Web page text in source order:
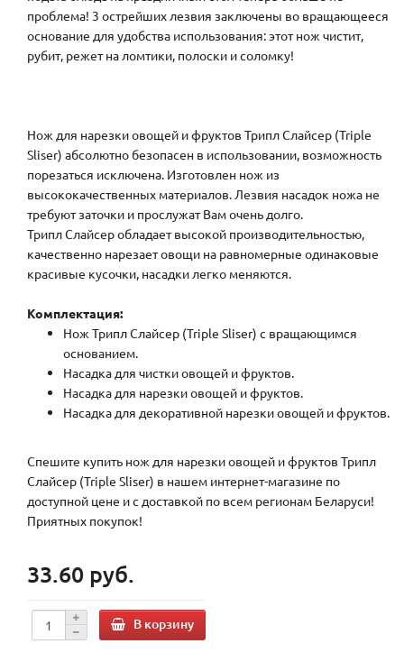
проблема! 3 острейших лезвия заключены во вращающееся
основание для удобства использования: этот нож чистит,
рубит, режет на ломтики, полоски и соломку!
Нож для нарезки овощей и фруктов Трипл Слайсер (Triple
Sliser) абсолютно безопасен в использовании, возможность
порезаться исключена. Изготовлен нож из
высококачественных материалов. Лезвия насадок ножа не
требуют заточки и прослужат Вам очень долго.
Трипл Слайсер обладает высокой производительностью,
качественно нарезает овощи на равномерные одинаковые
красивые кусочки, насадки легко меняются.
Комплектация:
Нож Трипл Слайсер (Triple Sliser) с вращающимся
основанием.
Насадка для чистки овощей и фруктов.
Насадка для нарезки овощей и фруктов.
Насадка для декоративной нарезки овощей и фруктов.
Спешите купить нож для нарезки овощей и фруктов Трипл
Слайсер (Triple Sliser) в нашем интернет-магазине по
доступной цене и с доставкой по всем регионам Беларуси!
Приятных покупок!
33.60 руб.
В корзину